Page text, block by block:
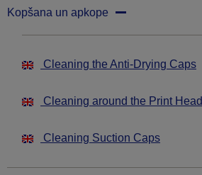
Kopšana un apkope
Cleaning the Anti-Drying Caps
Cleaning around the Print Head
Cleaning Suction Caps